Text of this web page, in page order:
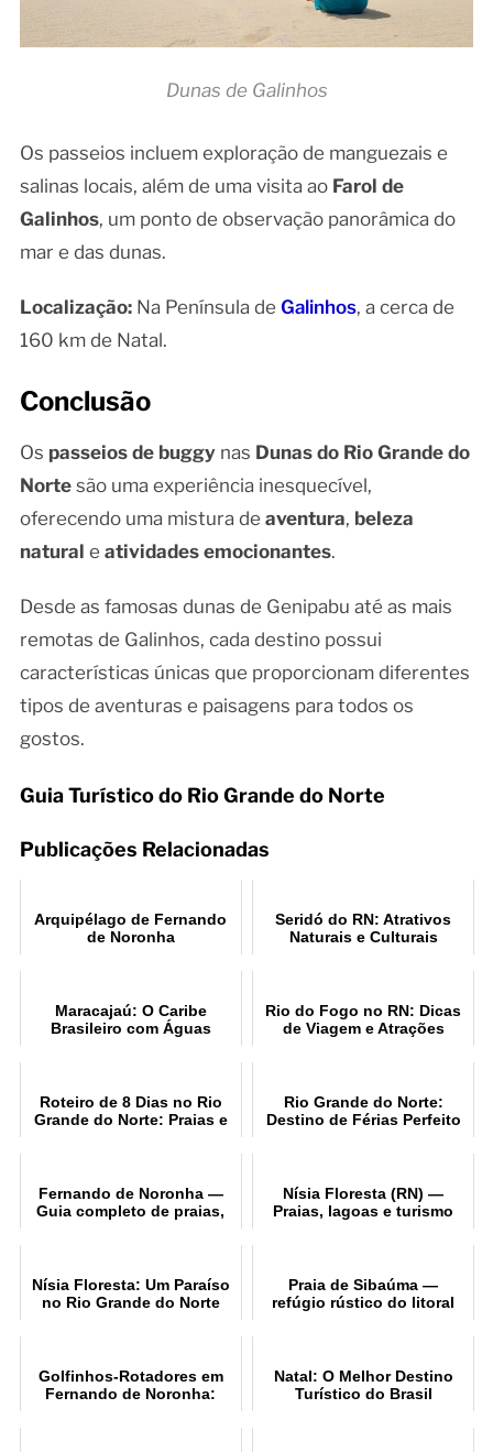
Dunas de Galinhos
Os passeios incluem exploração de manguezais e
salinas locais, além de uma visita ao Farol de
Galinhos, um ponto de observação panorâmica do
mar e das dunas.
Localização:Na Península de Galinhos, a cerca de
160 km de Natal.
Conclusão
Os passeios de buggynas Dunas do Rio Grande do
Nortesão uma experiência inesquecível,
oferecendo uma mistura de aventura, beleza
natural e atividades emocionantes.
Desde as famosas dunas de Genipabu até as mais
remotas de Galinhos, cada destino possui
características únicas que proporcionam diferentes
tipos de aventuras e paisagens para todos os
gostos.
Guia Turístico do Rio Grande do Norte
Publicações Relacionadas
Arquipélago de Fernando
de Noronha
Seridó do RN: Atrativos
Naturais e Culturais
Maracajaú: O Caribe
Brasileiro com Águas
Rio do Fogo no RN: Dicas
de Viagem e Atrações
Roteiro de 8 Dias no Rio
Grande do Norte: Praias e
Rio Grande do Norte:
Destino de Férias Perfeito
Fernando de Noronha —
Guia completo de praias,
Nísia Floresta (RN) —
Praias, lagoas e turismo
Nísia Floresta: Um Paraíso
no Rio Grande do Norte
Praia de Sibaúma —
refúgio rústico do litoral
Golfinhos-Rotadores em
Fernando de Noronha:
Natal: O Melhor Destino
Turístico do Brasil